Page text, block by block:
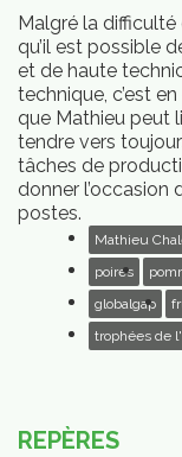
Malgré la
qu’il est possible
et de haute
technique, c’est
que Mathieu peut
tendre vers
tâches de
donner l’occasion
postes.
Mathieu
poires
globalgap
trophées de
REPÈRES